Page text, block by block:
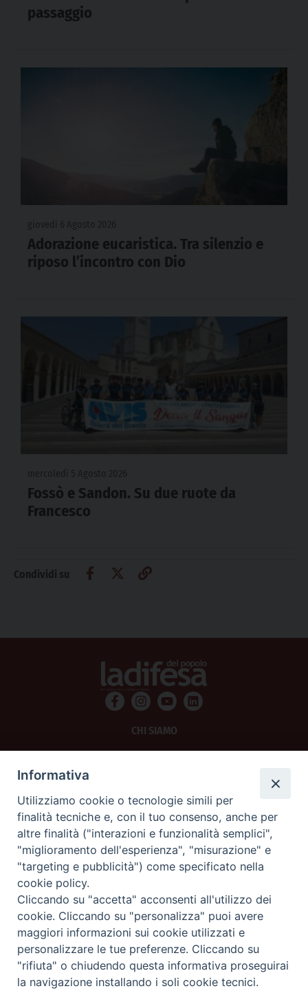
passaggio
Adorazione eucaristica. Tra silenzio e
riposo l’incontro con Dio
Fossò e Sandon. Su due ruote da
Francesco
Condividi su
CHI SIAMO
SCRIVICI
La Difesa srl - P.iva 05125420280
La Difesa del Popolo percepisce i contributi pubblici all'editoria.
La Difesa del Popolo, tramite la Fisc (Federazione Italiana Settimanali Cattolici)
ha aderito allo IAP (Istituto dell'Autodisciplina Pubblicitaria) accettando il Codice
di Autodisciplina della Comunicazione Commerciale.
La Difesa del Popolo è una testata registrata presso il Tribunale di Padova
decreto del 15 giugno 1950 al n. 37 del registro periodici.
Informativa
Utilizziamo cookie o tecnologie simili per
finalità tecniche e, con il tuo consenso, anche per
altre finalità ("interazioni e funzionalità semplici",
"miglioramento dell'esperienza", "misurazione" e
"targeting e pubblicità") come specificato nella
cookie policy.
Cliccando su "accetta" acconsenti all'utilizzo dei
cookie. Cliccando su "personalizza" puoi avere
maggiori informazioni sui cookie utilizzati e
personalizzare le tue preferenze. Cliccando su
"rifiuta" o chiudendo questa informativa proseguirai
la navigazione installando i soli cookie tecnici.